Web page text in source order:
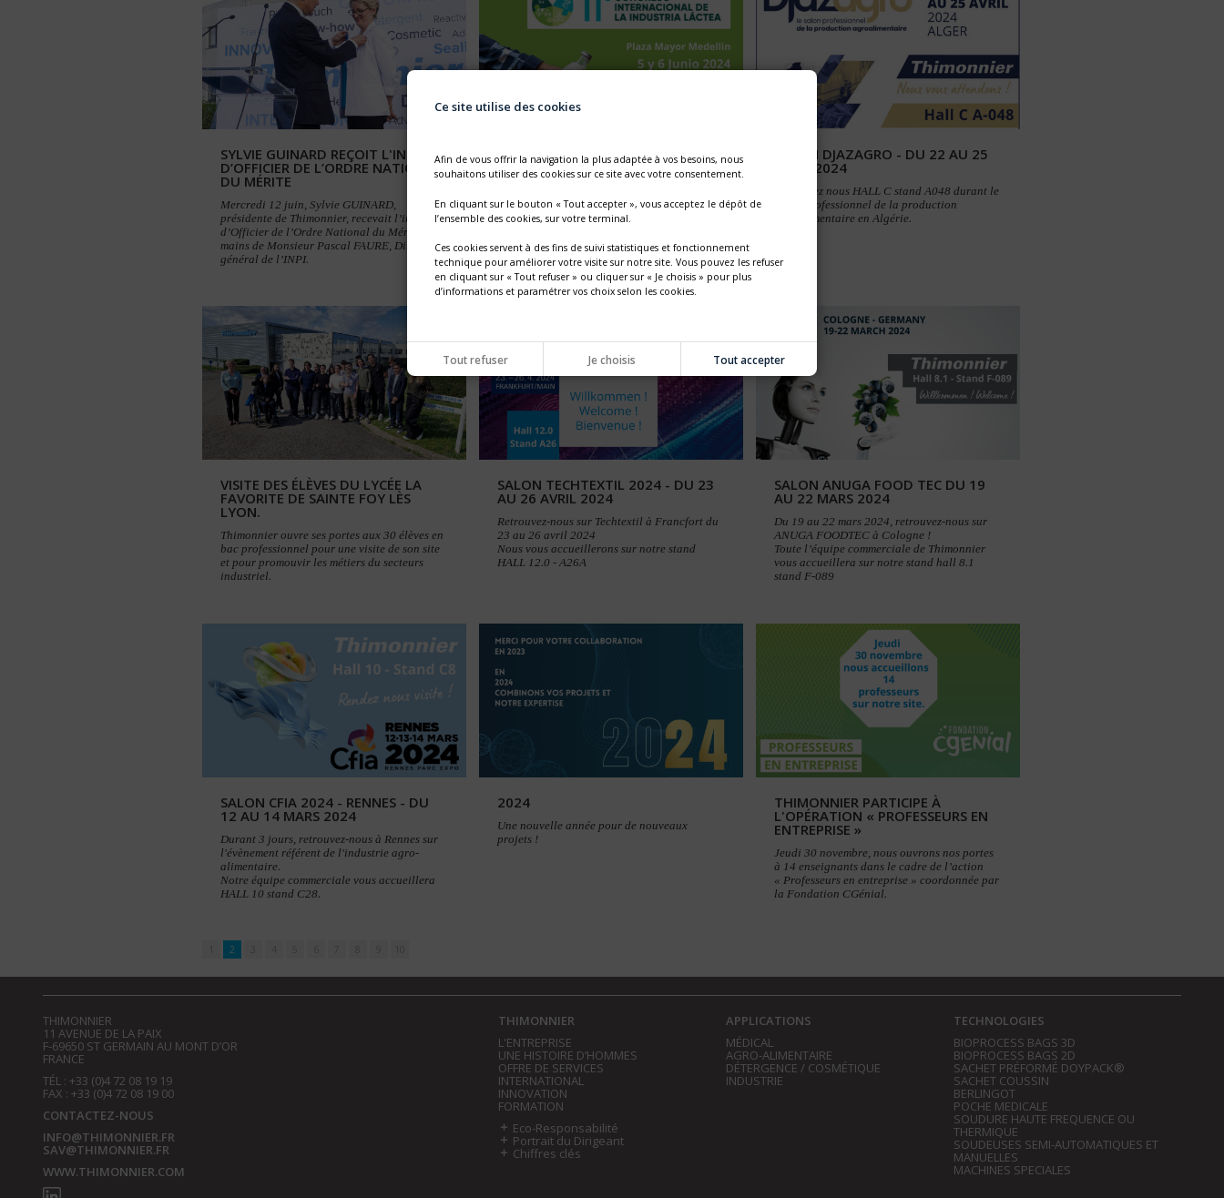
SYLVIE GUINARD REÇOIT L'INSIGNE
D’OFFICIER DE L’ORDRE NATIONAL
DU MÉRITE
Mercredi 12 juin, Sylvie GUINARD,
présidente de Thimonnier, recevait l’insigne
d’Officier de l’Ordre National du Mérite des
mains de Monsieur Pascal FAURE, Directeur
général de l’INPI.
SALON ASOLECHE - DU 5 AU 6 JUIN
2024
édition du congrès international de
l’industrie laitière à Medellin.
SALON DJAZAGRO - DU 22 AU 25
AVRIL 2024
Retrouvez nous HALL C stand A048 durant le
salon professionnel de la production
agroalimentaire en Algérie.
VISITE DES ÉLÈVES DU LYCÉE LA
FAVORITE DE SAINTE FOY LÈS
LYON.
Thimonnier ouvre ses portes aux 30 élèves en
bac professionnel pour une visite de son site
et pour promouvir les métiers du secteurs
industriel.
SALON TECHTEXTIL 2024 - DU 23
AU 26 AVRIL 2024
Retrouvez-nous sur Techtextil à Francfort du
23 au 26 avril 2024
Nous vous accueillerons sur notre stand
HALL 12.0 - A26A
SALON ANUGA FOOD TEC DU 19
AU 22 MARS 2024
Du 19 au 22 mars 2024, retrouvez-nous sur
ANUGA FOODTEC à Cologne !
Toute l’équipe commerciale de Thimonnier
vous accueillera sur notre stand hall 8.1
stand F-089
SALON CFIA 2024 - RENNES - DU
12 AU 14 MARS 2024
Durant 3 jours, retrouvez-nous à Rennes sur
l'évènement référent de l'industrie agro-
alimentaire.
Notre équipe commerciale vous accueillera
HALL 10 stand C28.
2024
Une nouvelle année pour de nouveaux
projets !
THIMONNIER PARTICIPE À
L'OPÉRATION « PROFESSEURS EN
ENTREPRISE »
Jeudi 30 novembre, nous ouvrons nos portes
à 14 enseignants dans le cadre de l’action
« Professeurs en entreprise » coordonnée par
la Fondation CGénial.
2
THIMONNIER
11 AVENUE DE LA PAIX
F-69650 ST GERMAIN AU MONT D’OR
FRANCE
TÉL : +33 (0)4 72 08 19 19
FAX : +33 (0)4 72 08 19 00
CONTACTEZ-NOUS
INFO@THIMONNIER.FR
SAV@THIMONNIER.FR
WWW.THIMONNIER.COM
THIMONNIER
L'ENTREPRISE
UNE HISTOIRE D’HOMMES
OFFRE DE SERVICES
INTERNATIONAL
INNOVATION
FORMATION
Eco-Responsabilité
Portrait du Dirigeant
Chiffres clés
APPLICATIONS
MÉDICAL
AGRO-ALIMENTAIRE
DÉTERGENCE / COSMÉTIQUE
INDUSTRIE
TECHNOLOGIES
BIOPROCESS BAGS 3D
BIOPROCESS BAGS 2D
SACHET PRÉFORMÉ DOYPACK®
SACHET COUSSIN
BERLINGOT
POCHE MEDICALE
SOUDURE HAUTE FREQUENCE OU
THERMIQUE
SOUDEUSES SEMI-AUTOMATIQUES ET
MANUELLES
MACHINES SPECIALES
Ce site utilise des cookies
Afin de vous offrir la navigation la plus adaptée à vos besoins, nous
souhaitons utiliser des cookies sur ce site avec votre consentement.
En cliquant sur le bouton « Tout accepter », vous acceptez le dépôt de
l’ensemble des cookies, sur votre terminal.
Ces cookies servent à des fins de suivi statistiques et fonctionnement
technique pour améliorer votre visite sur notre site. Vous pouvez les refuser
en cliquant sur « Tout refuser » ou cliquer sur « Je choisis » pour plus
d’informations et paramétrer vos choix selon les cookies.
Tout refuser Je choisis Tout accepter